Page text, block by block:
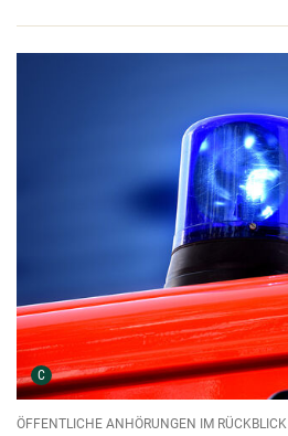
C Urheber der Grafik:
ÖFFENTLICHE ANHÖRUNGEN IM RÜCKBLICK